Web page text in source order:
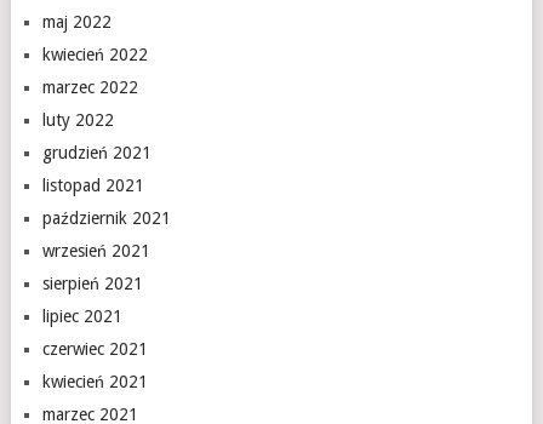
maj 2022
kwiecień 2022
marzec 2022
luty 2022
grudzień 2021
listopad 2021
październik 2021
wrzesień 2021
sierpień 2021
lipiec 2021
czerwiec 2021
kwiecień 2021
marzec 2021